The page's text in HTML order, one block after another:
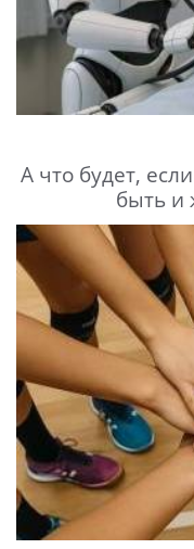
А что будет,
быть и